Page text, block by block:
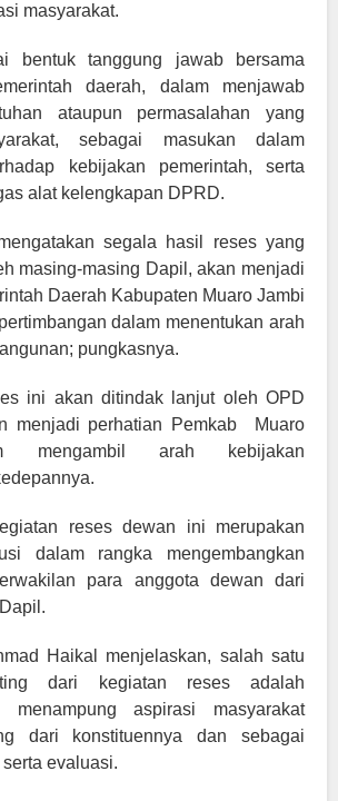
masyarakat.
bentuk tanggung jawab bersama
daerah, dalam menjawab
ataupun permasalahan yang
sebagai masukan dalam
kebijakan pemerintah, serta
alat kelengkapan DPRD.
segala hasil reses yang
masing-masing Dapil, akan menjadi
Daerah Kabupaten Muaro Jambi
dalam menentukan arah
pungkasnya.
ini akan ditindak lanjut oleh OPD
menjadi perhatian Pemkab Muaro
mengambil arah kebijakan
reses dewan ini merupakan
dalam rangka mengembangkan
para anggota dewan dari
Haikal menjelaskan, salah satu
dari kegiatan reses adalah
menampung aspirasi masyarakat
dari konstituennya dan sebagai
evaluasi.